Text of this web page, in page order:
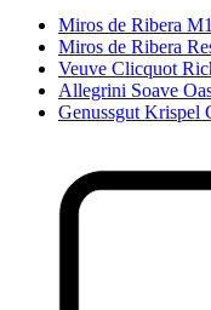
Miros de Ribera
Miros de Ribera
Veuve Clicquot
Allegrini Soave
Genussgut Krispel